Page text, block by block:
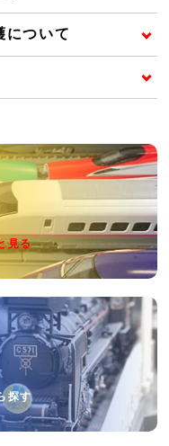
について
見る
探す